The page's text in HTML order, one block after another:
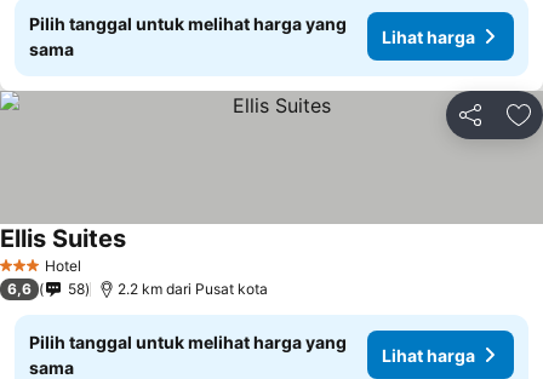
Pilih tanggal untuk melihat harga yang
sama
Lihat harga
Bagikan
3 BintangHotel
Ellis Suites
6,6 58 2.2 km dari Pusat kota
Pilih tanggal untuk melihat harga yang
sama
Lihat harga